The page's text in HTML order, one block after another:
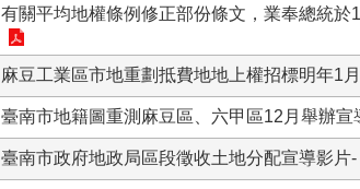
有關平均地權條例修正部份條文，業奉總統於
麻豆工業區市地重劃抵費地地上權招標明年1
臺南市地籍圖重測麻豆區、六甲區12月舉辦
臺南市政府地政局區段徵收土地分配宣導影片